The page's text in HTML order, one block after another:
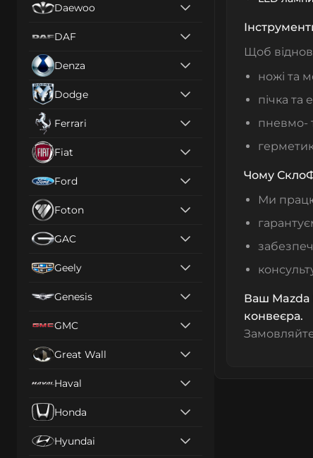
Daewoo
DAF
Denza
Dodge
Ferrari
Fiat
Ford
Foton
GAC
Geely
Genesis
GMC
Great Wall
Haval
Honda
Hyundai
Щоб
ножі та
пічка та
пневмо-
Чому
Ми
Ваш Mazda
конвеєра.